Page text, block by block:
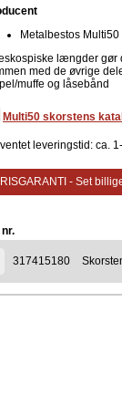
Metalbestos Multi50
længder gør
med de øvrige
muffe og låsebånd
Multi50 skorstens
leveringstid: ca.
- Set
317415180